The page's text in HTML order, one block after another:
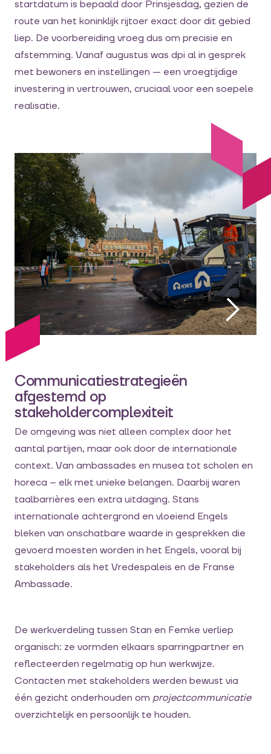
startdatum is bepaald door Prinsjesdag, gezien de
route van het koninklijk rijtoer exact door dit gebied
liep. De voorbereiding vroeg dus om precisie en
afstemming. Vanaf augustus was dpi al in gesprek
met bewoners en instellingen — een vroegtijdige
investering in vertrouwen, cruciaal voor een soepele
realisatie.
Communicatiestrategieën
afgestemd op
stakeholdercomplexiteit
De omgeving was niet alleen complex door het
aantal partijen, maar ook door de internationale
context. Van ambassades en musea tot scholen en
horeca – elk met unieke belangen. Daarbij waren
taalbarrières een extra uitdaging. Stans
internationale achtergrond en vloeiend Engels
bleken van onschatbare waarde in gesprekken die
gevoerd moesten worden in het Engels, vooral bij
stakeholders als het Vredespaleis en de Franse
Ambassade.
De werkverdeling tussen Stan en Femke verliep
organisch: ze vormden elkaars sparringpartner en
reflecteerden regelmatig op hun werkwijze.
Contacten met stakeholders werden bewust via
één gezicht onderhouden om projectcommunicatie
overzichtelijk en persoonlijk te houden.